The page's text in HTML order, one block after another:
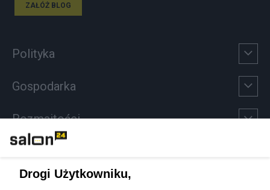
ZAŁÓŻ BLOG
Polityka
Gospodarka
Rozmaitości
Sport
Drogi Użytkowniku,